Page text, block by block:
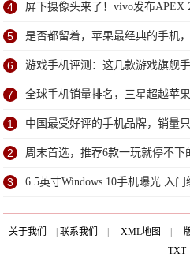
4 屏下摄像头来了！vivo发布APEX
5 是否都留着，苹果最经典的手机
6 游戏手机评测：这几款游戏旗舰
7 全球手机销量排名，三星超越苹
1 中国最受好评的手机品牌，销量
津？
2 周末首选，推荐6款一玩就停不
费！
3 6.5英寸Windows 10手机曝光 入门
关于我们 联系我们 XML地图
TXT